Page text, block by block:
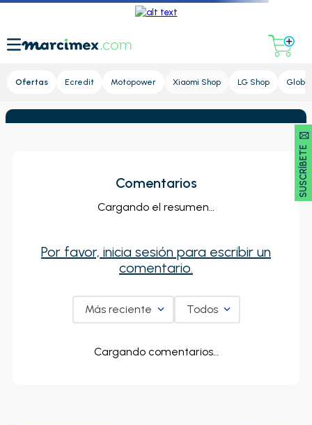
Ofertas Ecredit Motopower Xiaomi Shop LG Shop Global
SUSCRÍBETE 🖂
Comentarios
Cargando el resumen…
Por favor, inicia sesión para escribir un
comentario.
Más reciente Todos
Cargando comentarios…